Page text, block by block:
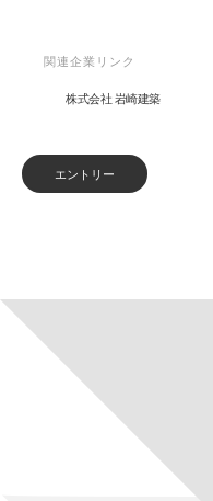
関連企業リンク
株式会社 岩崎建築
エントリー
[%article_list_start%]
[!% if (image.url!="")